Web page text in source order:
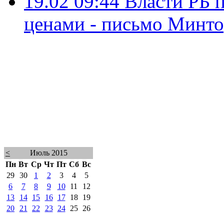
ценами - письмо
<
Июль 2015
Пн Вт Ср Чт Пт Сб Вс
29 30 1 2 3 4
5
6
7 8 9 10 11
12
13
14 15 16 17 18
19
20
21 22 23 24 25
26